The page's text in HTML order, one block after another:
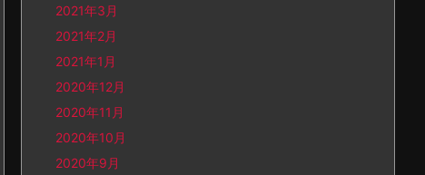
2021年3月
2021年2月
2021年1月
2020年12月
2020年11月
2020年10月
2020年9月